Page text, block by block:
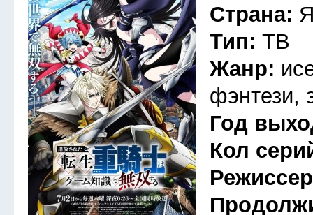
Страна:
Тип: ТВ
Жанр:
фэнтези,
Год
Кол